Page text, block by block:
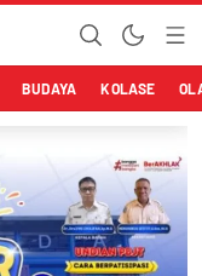
BUDAYA KOLASE